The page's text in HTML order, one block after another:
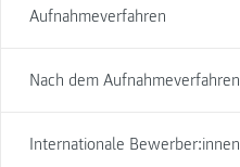
Aufnahmeverfahren
Nach dem Aufnahmeverfahren
Internationale Bewerber:innen